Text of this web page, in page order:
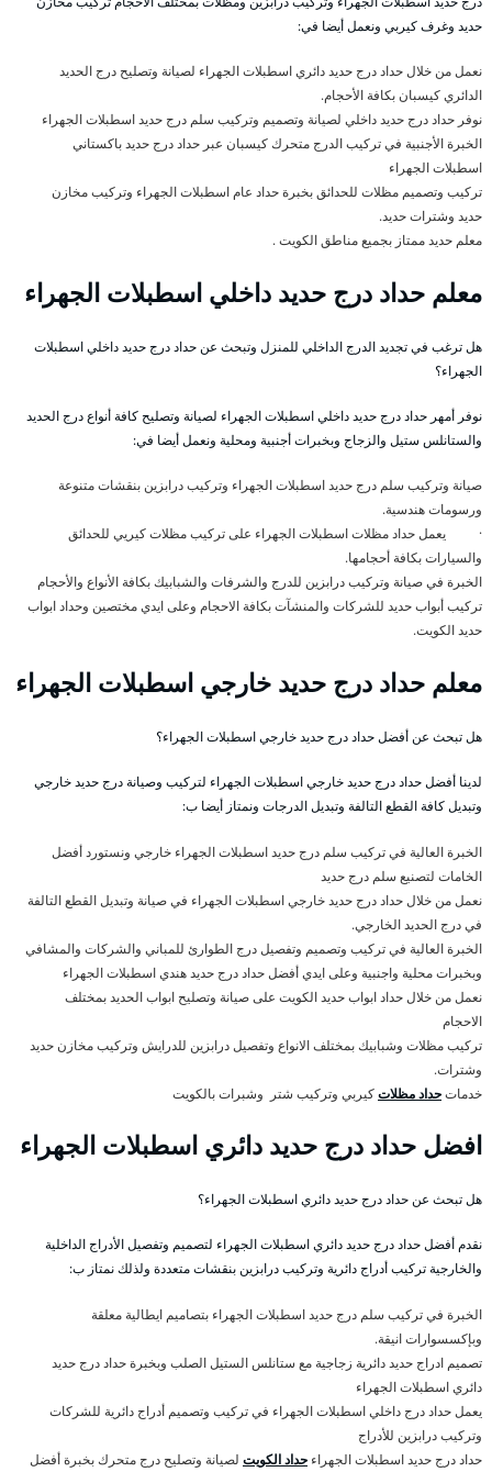
حديد وغرف كيربي ونعمل أيضا في:
نعمل من خلال حداد درج حديد دائري اسطبلات الجهراء لصيانة وتصليح درج الحديد
الدائري كيسبان بكافة الأحجام.
نوفر حداد درج حديد داخلي لصيانة وتصميم وتركيب سلم درج حديد اسطبلات الجهراء
الخبرة الأجنبية في تركيب الدرج متحرك كيسبان عبر حداد درج حديد باكستاني
اسطبلات الجهراء
تركيب وتصميم مظلات للحدائق بخبرة حداد عام اسطبلات الجهراء وتركيب مخازن
حديد وشترات حديد.
معلم حديد ممتاز بجميع مناطق الكويت .
معلم حداد درج حديد داخلي اسطبلات الجهراء
هل ترغب في تجديد الدرج الداخلي للمنزل وتبحث عن حداد درج حديد داخلي اسطبلات
الجهراء؟
نوفر أمهر حداد درج حديد داخلي اسطبلات الجهراء لصيانة وتصليح كافة أنواع درج الحديد
والستانلس ستيل والزجاج وبخبرات أجنبية ومحلية ونعمل أيضا في:
صيانة وتركيب سلم درج حديد اسطبلات الجهراء وتركيب درابزين بنقشات متنوعة
ورسومات هندسية.
· يعمل حداد مظلات اسطبلات الجهراء على تركيب مظلات كيريي للحدائق
والسيارات بكافة أحجامها.
الخبرة في صيانة وتركيب درابزين للدرج والشرفات والشبابيك بكافة الأنواع والأحجام
تركيب أبواب حديد للشركات والمنشآت بكافة الاحجام وعلى ايدي مختصين وحداد ابواب
حديد الكويت.
معلم حداد درج حديد خارجي اسطبلات الجهراء
هل تبحث عن أفضل حداد درج حديد خارجي اسطبلات الجهراء؟
لدينا أفضل حداد درج حديد خارجي اسطبلات الجهراء لتركيب وصيانة درج حديد خارجي
وتبديل كافة القطع التالفة وتبديل الدرجات ونمتاز أيضا ب:
الخبرة العالية في تركيب سلم درج حديد اسطبلات الجهراء خارجي ونستورد أفضل
الخامات لتصنيع سلم درج حديد
نعمل من خلال حداد درج حديد خارجي اسطبلات الجهراء في صيانة وتبديل القطع التالفة
في درج الحديد الخارجي.
الخبرة العالية في تركيب وتصميم وتفصيل درج الطوارئ للمباني والشركات والمشافي
وبخبرات محلية واجنبية وعلى ايدي أفضل حداد درج حديد هندي اسطبلات الجهراء
نعمل من خلال حداد ابواب حديد الكويت على صيانة وتصليح ابواب الحديد بمختلف
الاحجام
تركيب مظلات وشبابيك بمختلف الانواع وتفصيل درابزين للدرايش وتركيب مخازن حديد
وشترات.
خدماتحداد مظلاتكيربي وتركيب شتر وشبرات بالكويت
افضل حداد درج حديد دائري اسطبلات الجهراء
هل تبحث عن حداد درج حديد دائري اسطبلات الجهراء؟
نقدم أفضل حداد درج حديد دائري اسطبلات الجهراء لتصميم وتفصيل الأدراج الداخلية
والخارجية تركيب أدراج دائرية وتركيب درابزين بنقشات متعددة ولذلك نمتاز ب:
الخبرة في تركيب سلم درج حديد اسطبلات الجهراء بتصاميم ايطالية معلقة
وبإكسسوارات انيقة.
تصميم ادراج حديد دائرية زجاجية مع ستانلس الستيل الصلب وبخبرة حداد درج حديد
دائري اسطبلات الجهراء
يعمل حداد درج داخلي اسطبلات الجهراء في تركيب وتصميم أدراج دائرية للشركات
وتركيب درابزين للأدراج
حداد درج حديد اسطبلات الجهراء حداد الكويت لصيانة وتصليح درج متحرك بخبرة أفضل